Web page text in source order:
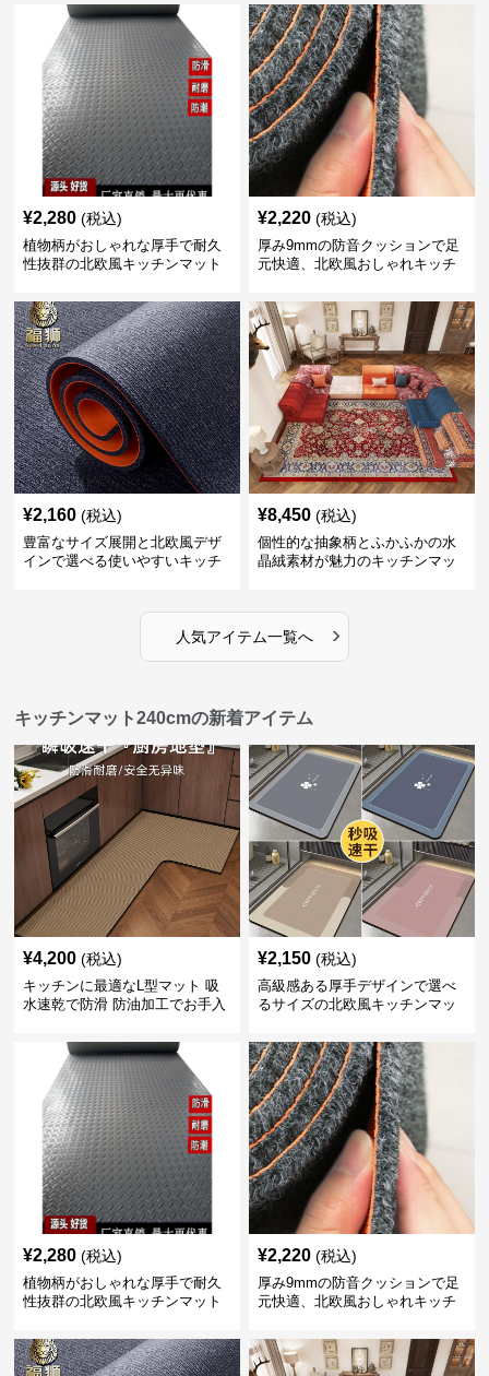
¥2,280 (税込)
植物柄がおしゃれな厚手で耐久
性抜群の北欧風キッチンマット
¥2,220 (税込)
厚み9mmの防音クッションで足
元快適、北欧風おしゃれキッチ
¥2,160 (税込)
豊富なサイズ展開と北欧風デザ
インで選べる使いやすいキッチ
¥8,450 (税込)
個性的な抽象柄とふかふかの水
晶絨素材が魅力のキッチンマッ
人気アイテム一覧へ ›
キッチンマット240cmの新着アイテム
¥4,200 (税込)
キッチンに最適なL型マット 吸
水速乾で防滑 防油加工でお手入
¥2,150 (税込)
高級感ある厚手デザインで選べ
るサイズの北欧風キッチンマッ
¥2,280 (税込)
植物柄がおしゃれな厚手で耐久
性抜群の北欧風キッチンマット
¥2,220 (税込)
厚み9mmの防音クッションで足
元快適、北欧風おしゃれキッチ